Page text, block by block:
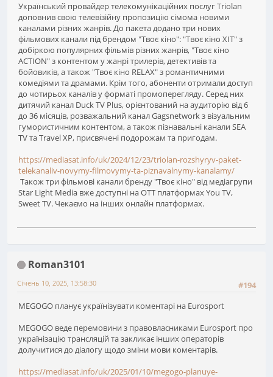
Український провайдер телекомунікаційних послуг Triolan
доповнив свою телевізійну пропозицію сімома новими
каналами різних жанрів. До пакета додано три нових
фільмових канали під брендом "Твоє кіно": "Твоє кіно ХІТ" з
добіркою популярних фільмів різних жанрів, "Твоє кіно
ACTION" з контентом у жанрі трилерів, детективів та
бойовиків, а також "Твоє кіно RELAX" з романтичними
комедіями та драмами. Крім того, абоненти отримали доступ
до чотирьох каналів у форматі промоперегляду. Серед них
дитячий канал Duck TV Plus, орієнтований на аудиторію від 6
до 36 місяців, розважальний канал Gagsnetwork з візуальним
гумористичним контентом, а також пізнавальні канали SEA
TV та Travel XP, присвячені подорожам та пригодам.
https://mediasat.info/uk/2024/12/23/triolan-rozshyryv-paket-
telekanaliv-novymy-filmovymy-ta-piznavalnymy-kanalamy/
Також три фільмові канали бренду "Твоє кіно" від медіагрупи
Star Light Media вже доступні на OTT платформах You TV,
Sweet TV. Чекаємо на інших онлайн платформах.
Roman3101
#194
Січень 10, 2025, 13:58:30
MEGOGO планує українізувати коментарі на Eurosport
MEGOGO веде перемовини з правовласниками Eurosport про
українізацію трансляцій та закликає інших операторів
долучитися до діалогу щодо зміни мови коментарів.
https://mediasat.info/uk/2025/01/10/megogo-planuye-